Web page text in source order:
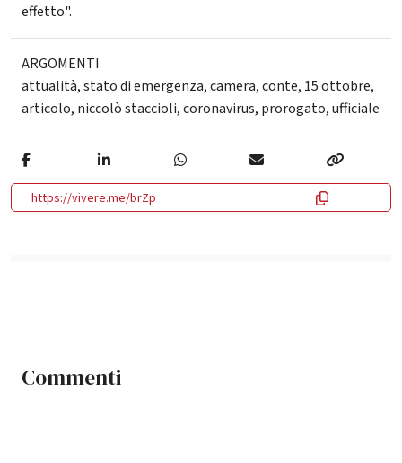
effetto".
ARGOMENTI
attualità,stato di emergenza,camera,conte, 15 ottobre,
articolo, niccolò staccioli,coronavirus, prorogato,ufficiale
https://vivere.me/brZp
Commenti